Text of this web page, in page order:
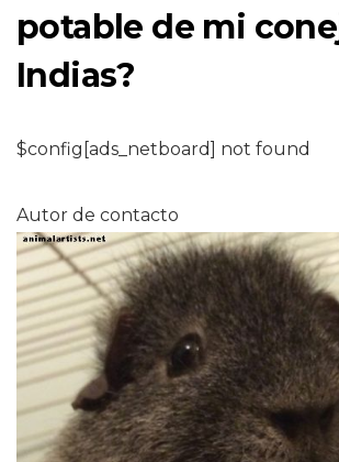
potable de mi
Indias?
$config[ads_netboard] not found
Autor de contacto